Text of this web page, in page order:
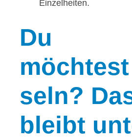
Einzelheiten.
Du
seln?
bleibt